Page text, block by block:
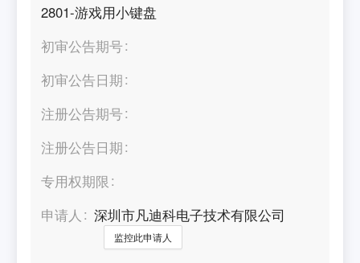
2801-游戏用小键盘
初审公告期号
初审公告日期
注册公告期号
注册公告日期
专用权期限
申请人
深圳市凡迪科电子技术有限公司
监控此申请人